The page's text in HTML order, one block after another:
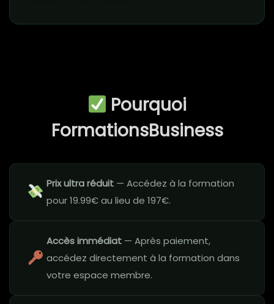
Pourquoi
FormationsBusiness
Prix ultra réduit — Accédez à la formation
pour 19.99€ au lieu de 197€.
Accès immédiat — Après paiement,
accédez directement à la formation dans
votre espace membre.